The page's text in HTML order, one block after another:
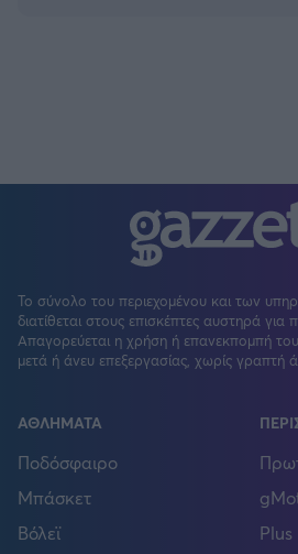
Το σύνολο του περιεχομένου και των
διατίθεται στους επισκέπτες αυστηρά
Απαγορεύεται η χρήση ή επανεκπομπή
μετά ή άνευ επεξεργασίας, χωρίς γραπτή
ΑΘΛΗΜΑΤΑ
Ποδόσφαιρο
Μπάσκετ
Βόλεϊ
Plus